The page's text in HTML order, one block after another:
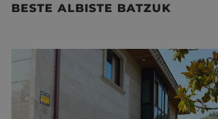
BESTE ALBISTE BATZUK